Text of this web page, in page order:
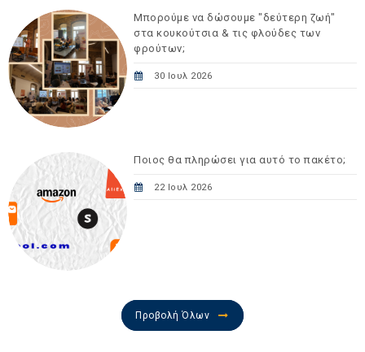
Μπορούμε να δώσουμε "δεύτερη ζωή"
στα κουκούτσια & τις φλούδες των
φρούτων;
30 Ιουλ 2026
Ποιος θα πληρώσει για αυτό το πακέτο;
22 Ιουλ 2026
Προβολή Όλων